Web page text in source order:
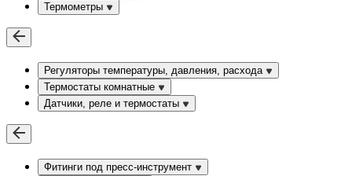
Термометры
Регуляторы температуры, давления, расхода
Термостаты комнатные
Датчики, реле и термостаты
Фитинги под пресс-инструмент